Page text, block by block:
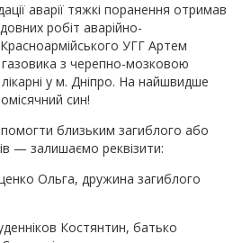
аварії тяжкі поранення отримав
робіт аварійно-
УГГ Артем
газовика з черепно-мозковою
у м. Дніпро. На найшвидше
син!
близьким загиблого або
— залишаємо реквізити:
Ольга, дружина загиблого
Костянтин, батько